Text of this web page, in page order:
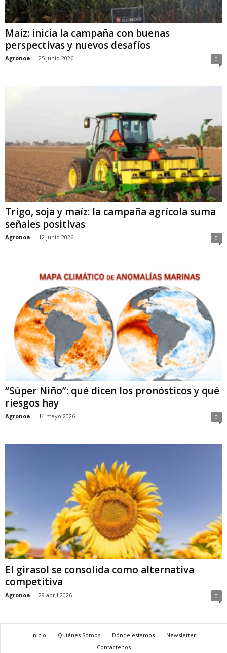
Maíz: inicia la campaña con buenas
perspectivas y nuevos desafíos
Agronoa - 25 junio 2026 0
Trigo, soja y maíz: la campaña agrícola suma
señales positivas
Agronoa - 12 junio 2026 0
“Súper Niño”: qué dicen los pronósticos y qué
riesgos hay
Agronoa - 14 mayo 2026 0
El girasol se consolida como alternativa
competitiva
Agronoa - 29 abril 2026 0
Inicio Quiénes Somos Dónde estamos
Newsletter
Contáctenos